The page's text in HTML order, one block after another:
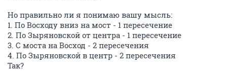
Но правильно ли я понимаю вашу мысль:
1. По Восходу вниз на мост - 1 пересечение
2. По Зыряновской от центра - 1 пересечение
3. С моста на Восход - 2 пересечения
4. По Зыряновской в центр - 2 пересечения
Так?